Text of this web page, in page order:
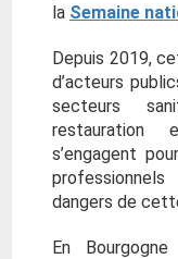
la Semaine
Depuis 2019,
d’acteurs
secteurs
restauration
s’engagent
dangers de
En